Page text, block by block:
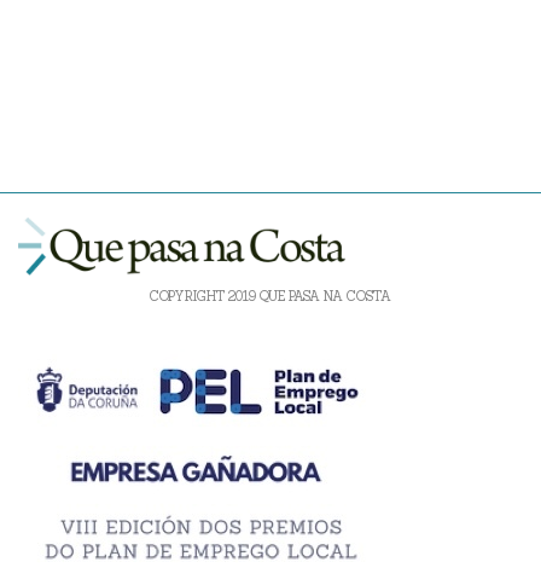
COPYRIGHT 2019 QUE PASA NA COSTA